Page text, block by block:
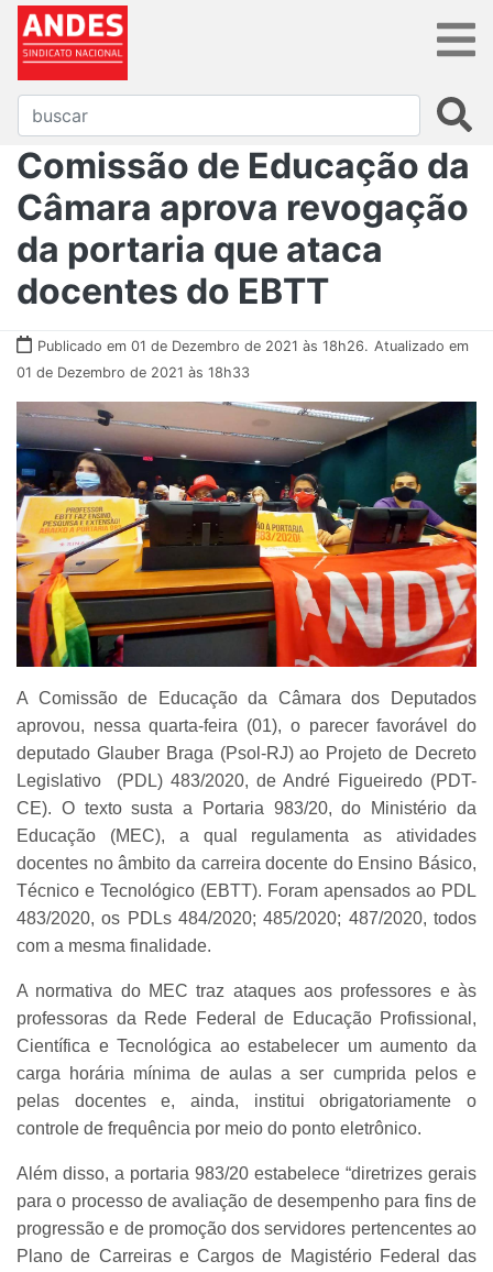
Comissão de Educação da
Câmara aprova revogação
da portaria que ataca
docentes do EBTT
Publicado em 01 de Dezembro de 2021 às 18h26. Atualizado em
01 de Dezembro de 2021 às 18h33
A Comissão de Educação da Câmara dos Deputados
aprovou, nessa quarta-feira (01), o parecer favorável do
deputado Glauber Braga (Psol-RJ) ao Projeto de Decreto
Legislativo (PDL) 483/2020, de André Figueiredo (PDT-
CE). O texto susta a Portaria 983/20, do Ministério da
Educação (MEC), a qual regulamenta as atividades
docentes no âmbito da carreira docente do Ensino Básico,
Técnico e Tecnológico (EBTT). Foram apensados ao PDL
483/2020, os PDLs 484/2020; 485/2020; 487/2020, todos
com a mesma finalidade.
A normativa do MEC traz ataques aos professores e às
professoras da Rede Federal de Educação Profissional,
Científica e Tecnológica ao estabelecer um aumento da
carga horária mínima de aulas a ser cumprida pelos e
pelas docentes e, ainda, institui obrigatoriamente o
controle de frequência por meio do ponto eletrônico.
Além disso, a portaria 983/20 estabelece “diretrizes gerais
para o processo de avaliação de desempenho para fins de
progressão e de promoção dos servidores pertencentes ao
Plano de Carreiras e Cargos de Magistério Federal das